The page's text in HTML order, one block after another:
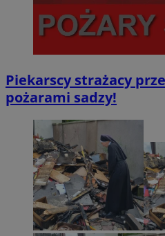
Piekarscy strażacy
pożarami sadzy!